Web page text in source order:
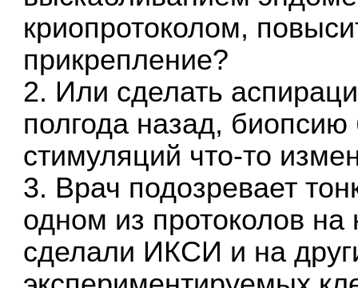
криопротоколом,
прикрепление?
2. Или сделать
полгода назад,
стимуляций что-то
3. Врач подозревает
одном из протоколов на
сделали ИКСИ и на